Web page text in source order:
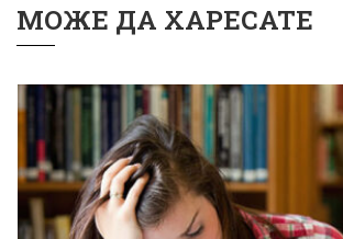
МОЖЕ ДА ХАРЕСАТЕ